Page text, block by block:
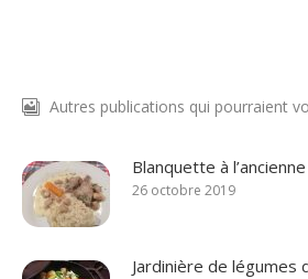
Autres publications qui pourraient
Blanquette à
26 octobre 2019
Jardinière de légumes